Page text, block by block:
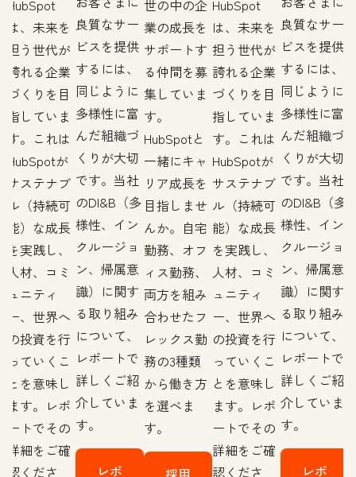
HubSpot
は、未来を
担う世代が
誇れる企業
づくりを目
指していま
す。これは
HubSpotが
サステナブ
ル（持続可
能）な成長
を実践し、
人材、コミ
ュニティ
ー、世界へ
の投資を行
っていくこ
とを意味し
ます。レポ
ートでその
詳細をご確
認くださ
良質なサー
ビスを提供
するには、
同じように
多様性に富
んだ組織づ
くりが大切
です。当社
のDI&B（多
様性、イン
クルージョ
ン、帰属意
識）に関す
る取り組み
について、
レポートで
詳しくご紹
介していま
す。
レポ
世の中の企
業の成長を
サポートす
る仲間を募
集していま
す。
HubSpotと
一緒にキャ
リア成長を
目指しませ
んか。自宅
勤務、オフ
ィス勤務、
両方を組み
合わせたフ
レックス勤
務の3種類
から働き方
を選べま
す。
HubSpot
は、未来を
担う世代が
誇れる企業
づくりを目
指していま
す。これは
HubSpotが
サステナブ
ル（持続可
能）な成長
を実践し、
人材、コミ
ュニティ
ー、世界へ
の投資を行
っていくこ
とを意味し
ます。レポ
ートでその
詳細をご確
認くださ
良質なサー
ビスを提供
するには、
同じように
多様性に富
んだ組織づ
くりが大切
です。当社
のDI&B（多
様性、イン
クルージョ
ン、帰属意
識）に関す
る取り組み
について、
レポートで
詳しくご紹
介していま
す。
レポ